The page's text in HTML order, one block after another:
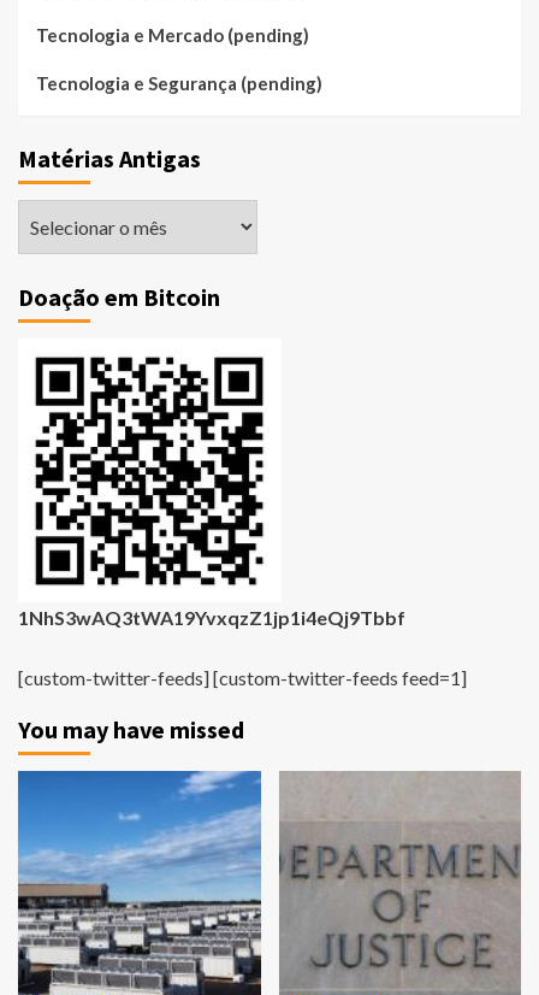
Tecnologia e Mercado (pending)
Tecnologia e Segurança (pending)
Matérias Antigas
Doação em Bitcoin
1NhS3wAQ3tWA19YvxqzZ1jp1i4eQj9Tbbf
[custom-twitter-feeds] [custom-twitter-feeds feed=1]
You may have missed